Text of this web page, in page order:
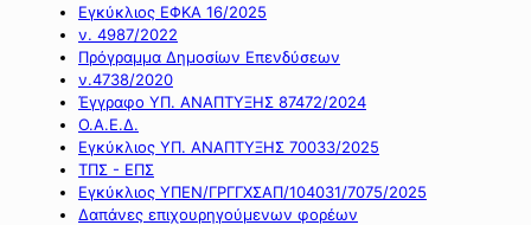
Εγκύκλιος ΕΦΚΑ 16/2025
ν. 4987/2022
Πρόγραμμα Δημοσίων Επενδύσεων
ν.4738/2020
Έγγραφο ΥΠ. ΑΝΑΠΤΥΞΗΣ 87472/2024
Ο.Α.Ε.Δ.
Εγκύκλιος ΥΠ. ΑΝΑΠΤΥΞΗΣ 70033/2025
ΤΠΣ - ΕΠΣ
Εγκύκλιος ΥΠΕΝ/ΓΡΓΓΧΣΑΠ/104031/7075/2025
Δαπάνες επιχουρηγούμενων φορέων